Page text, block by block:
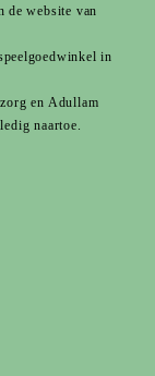
de website van
in
en Adullam
naartoe.